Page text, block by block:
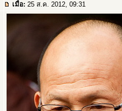
เมื่อ: 25 ส.ค. 2012, 09:31